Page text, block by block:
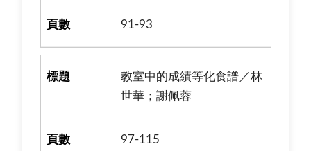
91-93
教室中的成績等化食譜／林
世華；謝佩蓉
97-115